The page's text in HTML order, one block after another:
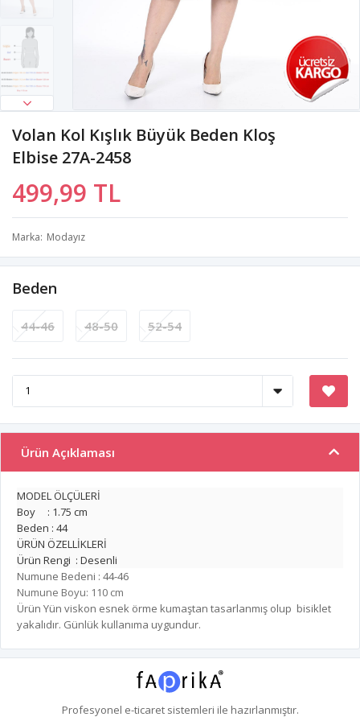
Volan Kol Kışlık Büyük Beden Kloş
Elbise 27A-2458
499,99 TL
Marka Modayız
Beden
44-46 48-50 52-54
Ürün Açıklaması
MODEL ÖLÇÜLERİ
Boy : 1.75 cm
Beden : 44
ÜRÜN ÖZELLİKLERİ
Ürün Rengi : Desenli
Numune Bedeni : 44-46
Numune Boyu: 110 cm
Ürün Yün viskon esnek örme kumaştan tasarlanmış olup bisiklet
yakalıdır. Günlük kullanıma uygundur.
Profesyonel e-ticaretsistemleri ile hazırlanmıştır.